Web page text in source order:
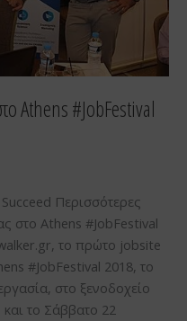
Athens #JobFestival
Περισσότερες
στο Athens #JobFestival
το πρώτο jobsite
#JobFestival 2018, το
στο ξενοδοχείο
το Σάββατο 22